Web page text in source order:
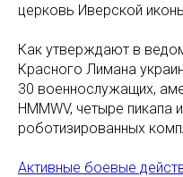
церковь Иверской
Как утверждают в
Красного Лимана
30 военнослужащих,
HMMWV, четыре пикапа
роботизированных
Активные боевые